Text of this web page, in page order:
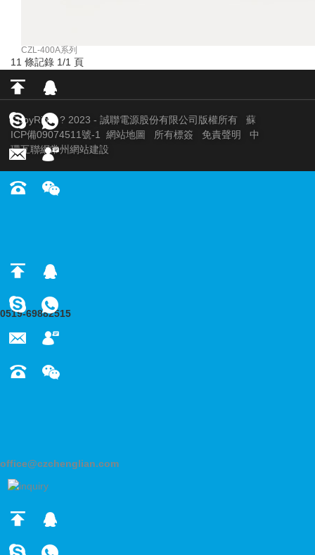
CZL-400A系列
11 條記錄 1/1 頁
CopyRight ? 2023 - 誠聯電源股份有限公司版權所有 蘇
ICP備09074511號-1
網站地圖 所有標簽 免責聲明
中
環互聯網常州網站建設
0519-69882515
office@czchenglian.com